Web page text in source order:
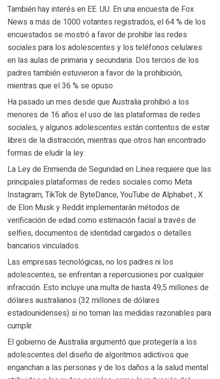
También hay interés en EE. UU. En una encuesta de Fox
News a más de 1000 votantes registrados, el 64 % de los
encuestados se mostró a favor de prohibir las redes
sociales para los adolescentes y los teléfonos celulares
en las aulas de primaria y secundaria. Dos tercios de los
padres también estuvieron a favor de la prohibición,
mientras que el 36 % se opuso.
Ha pasado un mes desde que Australia prohibió a los
menores de 16 años el uso de las plataformas de redes
sociales, y algunos adolescentes están contentos de estar
libres de la distracción, mientras que otros han encontrado
formas de eludir la ley.
La Ley de Enmienda de Seguridad en Línea requiere que las
principales plataformas de redes sociales como Meta
Instagram, TikTok de ByteDance, YouTube de Alphabet , X
de Elon Musk y Reddit implementarán métodos de
verificación de edad como estimación facial a través de
selfies, documentos de identidad cargados o detalles
bancarios vinculados.
Las empresas tecnológicas, no los padres ni los
adolescentes, se enfrentan a repercusiones por cualquier
infracción. Esto incluye una multa de hasta 49,5 millones de
dólares australianos (32 millones de dólares
estadounidenses) si no toman las medidas razonables para
cumplir.
El gobierno de Australia argumentó que protegería a los
adolescentes del diseño de algoritmos adictivos que
enganchan a las personas y de los daños a la salud mental